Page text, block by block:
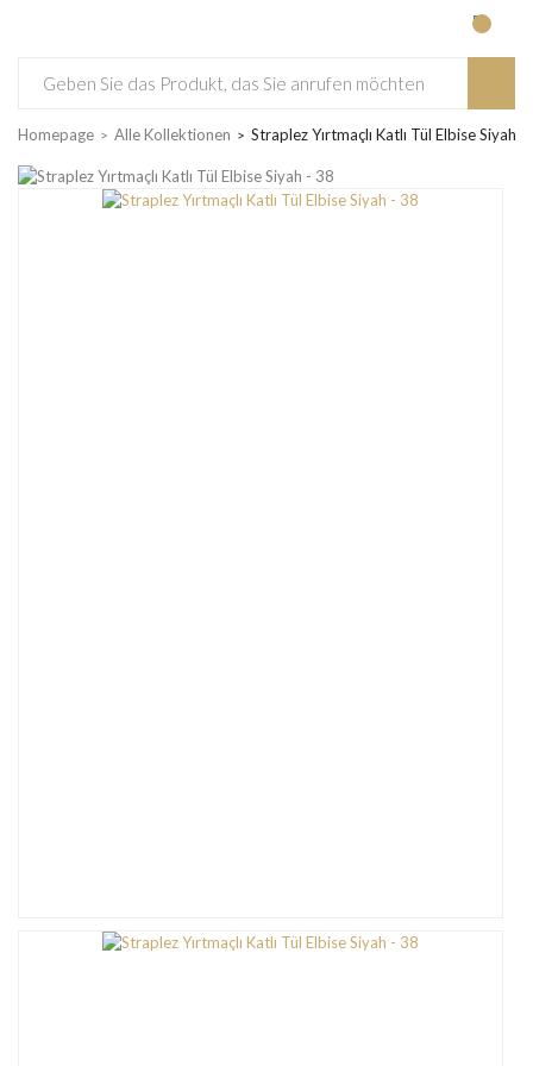
Homepage Alle Kollektionen Straplez Yırtmaçlı Katlı Tül Elbise Siyah -